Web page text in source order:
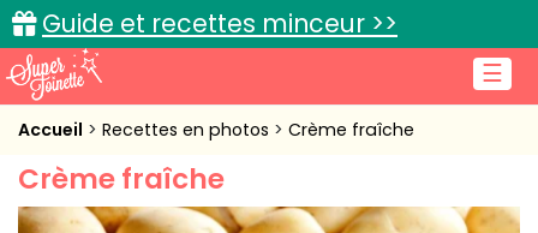
☰
Guide et recettes minceur >>
Accueil
Recettes de cuisine
Accueil Recettes en photos Crème fraîche
Crème fraîche